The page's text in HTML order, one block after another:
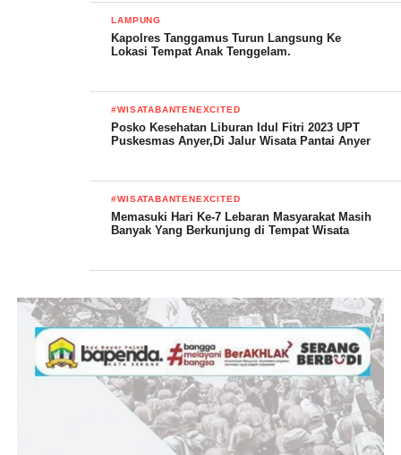
Tidak lupa kepada seluruh Media lokal dan Nasional, SAR, TNI
AL, PMI, Jajaran Balawista Kabupaten Serang, para pelaku
sama yang sangat baik ini akan terus berlanjut dikegiatan yang
lainnya.
Terakhir Yurlena Rachman, sampaikan
” Terima kasihnya yang tak terhingga kepada Gs. Ashok Kumar,
selaku Ketua BPD PHRI Banten beserta jajarannya, dengan
harapan semoga kita selalu diberi kesehatan dan umur panjang
LAMPUNG
Kapolres Tanggamus Turun Langsung Ke
Lokasi Tempat Anak Tenggelam.
#WISATABANTENEXCITED
Posko Kesehatan Liburan Idul Fitri 2023 UPT
Puskesmas Anyer,Di Jalur Wisata Pantai Anyer
#WISATABANTENEXCITED
Memasuki Hari Ke-7 Lebaran Masyarakat Masih
Banyak Yang Berkunjung di Tempat Wisata